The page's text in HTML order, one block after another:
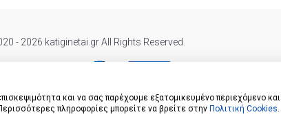
- 2026 katiginetai.gr All Rights Reserved.
και να σας παρέχουμε εξατομικευμένο περιεχόμενο και
πληροφορίες μπορείτε να βρείτε στην Πολιτική Cookies.